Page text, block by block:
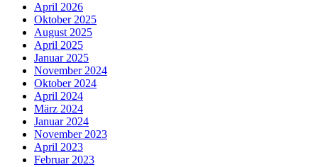
April 2026
Oktober 2025
August 2025
April 2025
Januar 2025
November 2024
Oktober 2024
April 2024
März 2024
Januar 2024
November 2023
April 2023
Februar 2023